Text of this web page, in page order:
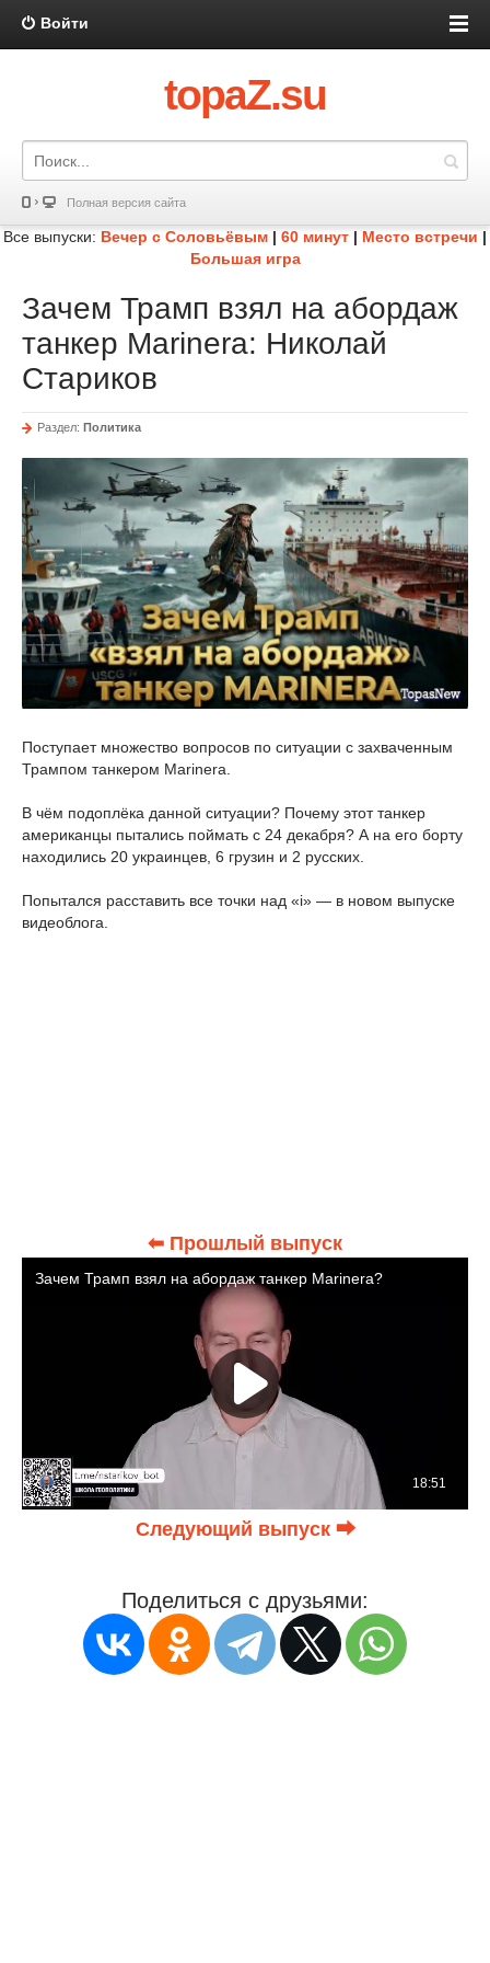
Войти
topaZ.su
Полная версия сайта
Все выпуски: Вечер с Соловьёвым | 60 минут | Место встречи |
Большая игра
Зачем Трамп взял на абордаж
танкер Marinera: Николай
Стариков
Раздел: Политика
Поступает множество вопросов по ситуации с захваченным
Трампом танкером Marinera.
В чём подоплёка данной ситуации? Почему этот танкер
американцы пытались поймать с 24 декабря? А на его борту
находились 20 украинцев, 6 грузин и 2 русских.
Попытался расставить все точки над «i» — в новом выпуске
видеоблога.
⬅ Прошлый выпуск
Следующий выпуск ⮕
Поделиться с друзьями: